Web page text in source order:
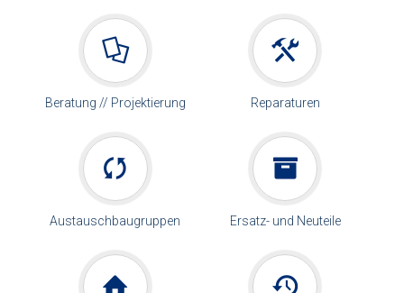
Beratung // Projektierung Reparaturen
Austauschbaugruppen Ersatz- und Neuteile